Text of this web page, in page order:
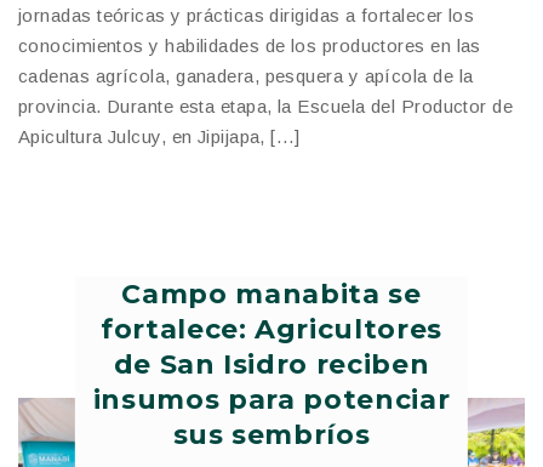
jornadas teóricas y prácticas dirigidas a fortalecer los
conocimientos y habilidades de los productores en las
cadenas agrícola, ganadera, pesquera y apícola de la
provincia. Durante esta etapa, la Escuela del Productor de
Apicultura Julcuy, en Jipijapa, […]
Campo manabita se
fortalece: Agricultores
de San Isidro reciben
insumos para potenciar
sus sembríos